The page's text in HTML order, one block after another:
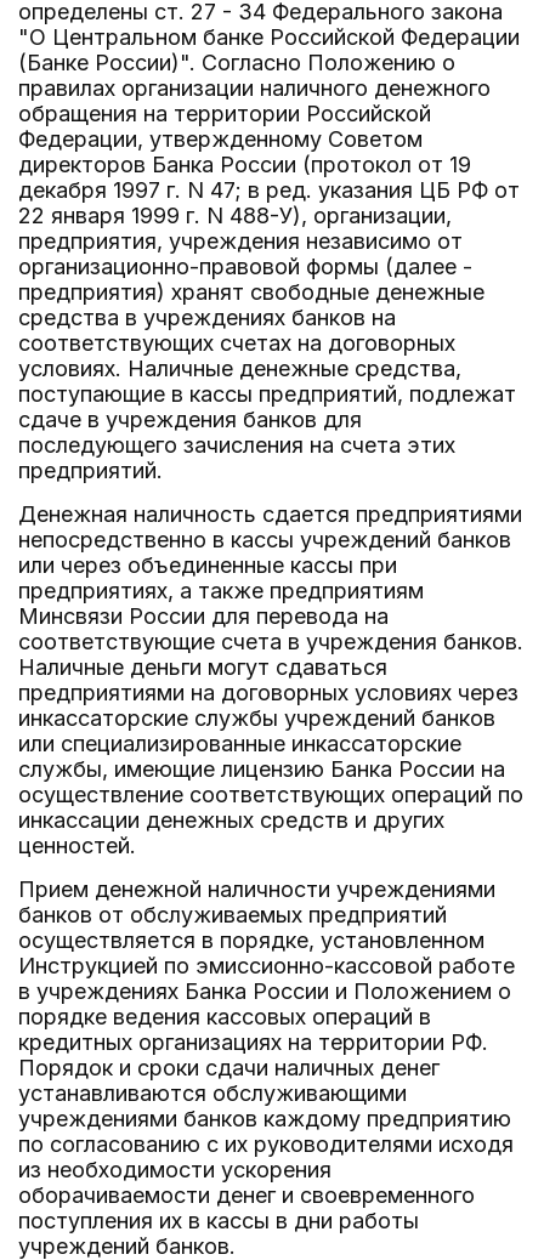
определены ст. 27 - 34 Федерального закона
"О Центральном банке Российской Федерации
(Банке России)". Согласно Положению о
правилах организации наличного денежного
обращения на территории Российской
Федерации, утвержденному Советом
директоров Банка России (протокол от 19
декабря 1997 г. N 47; в ред. указания ЦБ РФ от
22 января 1999 г. N 488-У), организации,
предприятия, учреждения независимо от
организационно-правовой формы (далее -
предприятия) хранят свободные денежные
средства в учреждениях банков на
соответствующих счетах на договорных
условиях. Наличные денежные средства,
поступающие в кассы предприятий, подлежат
сдаче в учреждения банков для
последующего зачисления на счета этих
предприятий.
Денежная наличность сдается предприятиями
непосредственно в кассы учреждений банков
или через объединенные кассы при
предприятиях, а также предприятиям
Минсвязи России для перевода на
соответствующие счета в учреждения банков.
Наличные деньги могут сдаваться
предприятиями на договорных условиях через
инкассаторские службы учреждений банков
или специализированные инкассаторские
службы, имеющие лицензию Банка России на
осуществление соответствующих операций по
инкассации денежных средств и других
ценностей.
Прием денежной наличности учреждениями
банков от обслуживаемых предприятий
осуществляется в порядке, установленном
Инструкцией по эмиссионно-кассовой работе
в учреждениях Банка России и Положением о
порядке ведения кассовых операций в
кредитных организациях на территории РФ.
Порядок и сроки сдачи наличных денег
устанавливаются обслуживающими
учреждениями банков каждому предприятию
по согласованию с их руководителями исходя
из необходимости ускорения
оборачиваемости денег и своевременного
поступления их в кассы в дни работы
учреждений банков.